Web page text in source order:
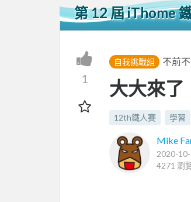
第 12 屆 iThome
1
自我挑戰組 不前
大大來了
12th鐵人賽 學習
Mike
2020-
4271 瀏